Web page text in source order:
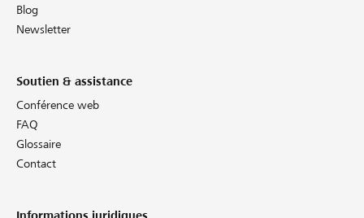
Blog
Newsletter
Soutien & assistance
Conférence web
FAQ
Glossaire
Contact
Informations juridiques